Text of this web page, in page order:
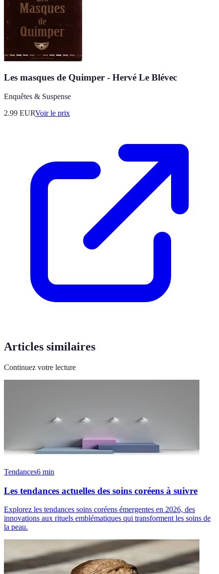
Les masques de Quimper - Hervé Le Blévec
Enquêtes & Suspense
2.99 EURVoir le prix
Articles similaires
Continuez votre lecture
Tendances6 min
Les tendances actuelles des soins coréens à suivre
Explorez les tendances soins coréens émergentes en 2026, des
innovations aux rituels emblématiques qui transforment les soins de
la peau.